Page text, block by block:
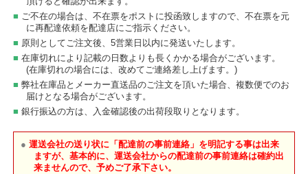
ご不在の場合は、不在票をポストに投函致しますので、不在票を元
に再配達依頼を配達店にご指示ください。
原則としてご注文後、5営業日以内に発送いたします。
在庫切れにより記載の日数よりも長くかかる場合がございます。
(在庫切れの場合には、改めてご連絡差し上げます。)
弊社在庫品とメーカー直送品のご注文を頂いた場合、複数便でのお
届けとなる場合がございます。
銀行振込の方は、入金確認後の出荷段取りとなります。
運送会社の送り状に「配達前の事前連絡」を明記する事は出来
ますが、基本的に、運送会社からの配達前の事前連絡は確約出
来ませんので、予めご了承下さい。